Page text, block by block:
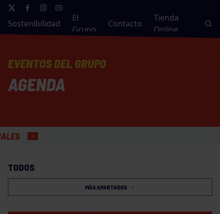
Sostenibilidad
El
Grupo
Contacto
Tienda
Online
EVENTOS DEL GRUPO
AGENDA
TODOS
MÁS APARTADOS